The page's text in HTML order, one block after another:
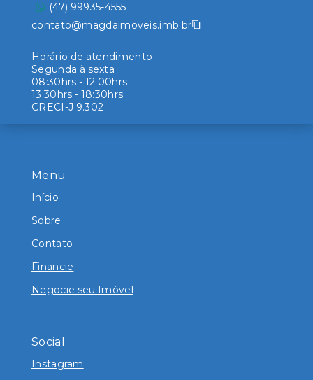
Menu
Início
Sobre
Contato
Financie
Negocie seu Imóvel
Social
Instagram
(47) 99935-4555
contato@magdaimoveis.imb.br
Horário de atendimento
Segunda à sexta
08:30hrs - 12:00hrs
13:30hrs - 18:30hrs
CRECI-J 9.302